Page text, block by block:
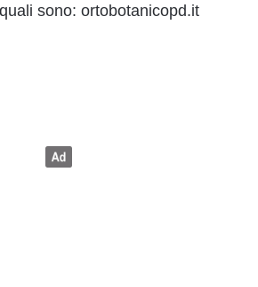
sono: ortobotanicopd.it